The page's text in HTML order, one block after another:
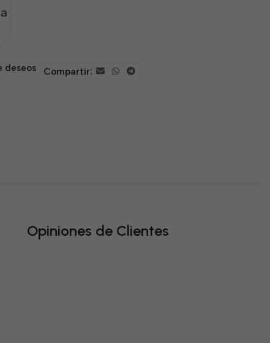
deseos Compartir:
Opiniones de Clientes